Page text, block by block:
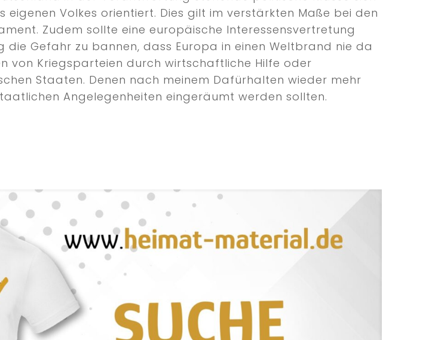
Volkes orientiert. Dies gilt im verstärkten Maße bei den
Zudem sollte eine europäische Interessensvertretung
die Gefahr zu bannen, dass Europa in einen Weltbrand nie da
von Kriegsparteien durch wirtschaftliche Hilfe oder
Staaten. Denen nach meinem Dafürhalten wieder mehr
Angelegenheiten eingeräumt werden sollten.